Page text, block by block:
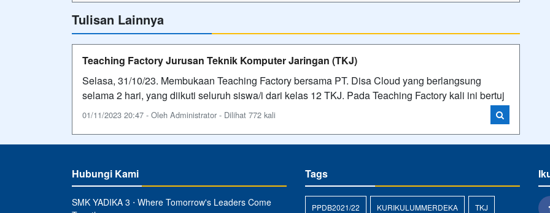
Tulisan Lainnya
Teaching Factory Jurusan Teknik Komputer Jaringan (TKJ)
Selasa, 31/10/23. Membukaan Teaching Factory bersama PT. Disa Cloud yang berlangsung
selama 2 hari, yang diikuti seluruh siswa/i dari kelas 12 TKJ. Pada Teaching Factory kali ini bertuj
01/11/2023 20:47 - Oleh Administrator - Dilihat 772 kali
Hubungi Kami
SMK YADIKA 3 ⋅ Where Tomorrow's Leaders Come
Tags
PPDB2021/22 KURIKULUMMERDEKA TKJ